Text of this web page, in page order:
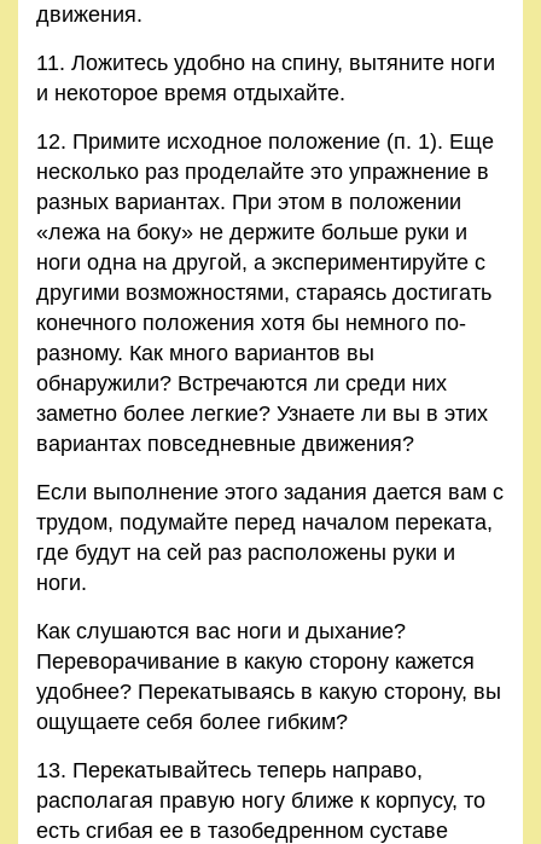
движения.
11. Ложитесь удобно на спину, вытяните ноги
и некоторое время отдыхайте.
12. Примите исходное положение (п. 1). Еще
несколько раз проделайте это упражнение в
разных вариантах. При этом в положении
«лежа на боку» не держите больше руки и
ноги одна на другой, а экспериментируйте с
другими возможностями, стараясь достигать
конечного положения хотя бы немного по-
разному. Как много вариантов вы
обнаружили? Встречаются ли среди них
заметно более легкие? Узнаете ли вы в этих
вариантах повседневные движения?
Если выполнение этого задания дается вам с
трудом, подумайте перед началом переката,
где будут на сей раз расположены руки и
ноги.
Как слушаются вас ноги и дыхание?
Переворачивание в какую сторону кажется
удобнее? Перекатываясь в какую сторону, вы
ощущаете себя более гибким?
13. Перекатывайтесь теперь направо,
располагая правую ногу ближе к корпусу, то
есть сгибая ее в тазобедренном суставе